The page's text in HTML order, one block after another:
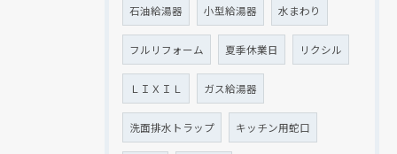
石油給湯器 小型給湯器 水まわり
フルリフォーム 夏季休業日 リクシル
ＬＩＸＩＬ ガス給湯器
洗面排水トラップ キッチン用蛇口